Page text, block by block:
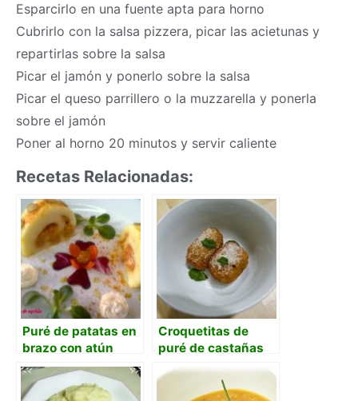
Esparcirlo en una fuente apta para horno
Cubrirlo con la salsa pizzera, picar las acietunas y
repartirlas sobre la salsa
Picar el jamón y ponerlo sobre la salsa
Picar el queso parrillero o la muzzarella y ponerla
sobre el jamón
Poner al horno 20 minutos y servir caliente
Recetas Relacionadas:
Puré de patatas en
brazo con atún
Croquetitas de
puré de castañas